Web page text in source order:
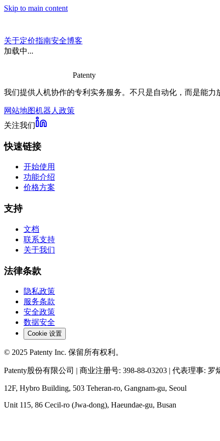
Skip to main content
关于定价指南安全博客
加载中...
Patenty
我们提供人机协作的专利实务服务。不只是自动化，而是能力
网站地图机器人政策
关注我们
快速链接
开始使用
功能介绍
价格方案
支持
文档
联系支持
关于我们
法律条款
隐私政策
服务条款
安全政策
数据安全
Cookie 设置
© 2025 Patenty Inc. 保留所有权利。
Patenty股份有限公司 | 商业注册号: 398-88-03203 | 代表理事: 罗
12F, Hybro Building, 503 Teheran-ro, Gangnam-gu, Seoul
Unit 115, 86 Cecil-ro (Jwa-dong), Haeundae-gu, Busan